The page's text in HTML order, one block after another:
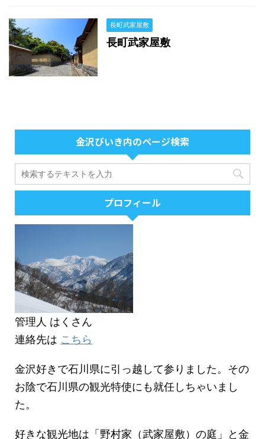
長町武家屋敷
長町武家屋敷
金沢びいき内のページ検索
プロフィール
管理人 はくさん
連絡先は こちら
金沢好きで石川県に引っ越して参りました。その
お陰で石川県の観光特使にも就任しちゃいまし
た。
好きな観光地は「野村家（武家屋敷）の庭」と金